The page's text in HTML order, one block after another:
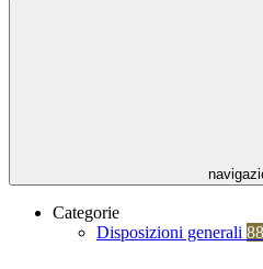
Categorie
Disposizioni generali 88